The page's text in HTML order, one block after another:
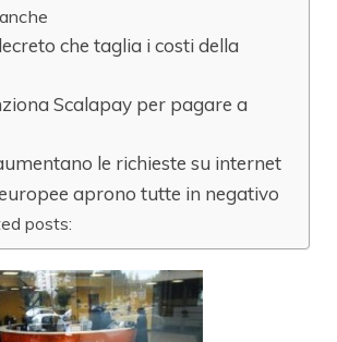
che taglia i costi della
Scalapay per pagare a
le richieste su internet
aprono tutte in negativo
posts: